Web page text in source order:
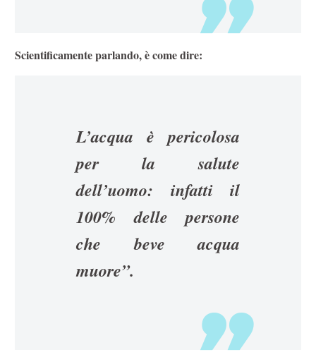
Scientificamente parlando, è come dire:
L’acqua è pericolosa
per la salute
dell’uomo: infatti il
100% delle persone
che beve acqua
muore”.